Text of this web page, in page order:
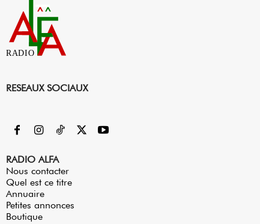
RADIO
RESEAUX SOCIAUX
RADIO ALFA
Nous contacter
Quel est ce titre
Annuaire
Petites annonces
Boutique